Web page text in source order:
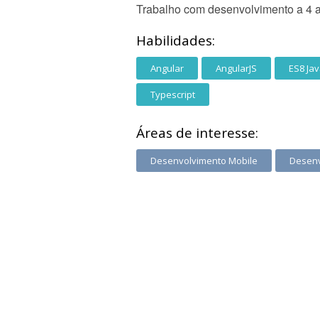
Trabalho com desenvolvimento a 4
Habilidades:
Angular AngularJS ES8
Typescript
Áreas de interesse:
Desenvolvimento Mobile